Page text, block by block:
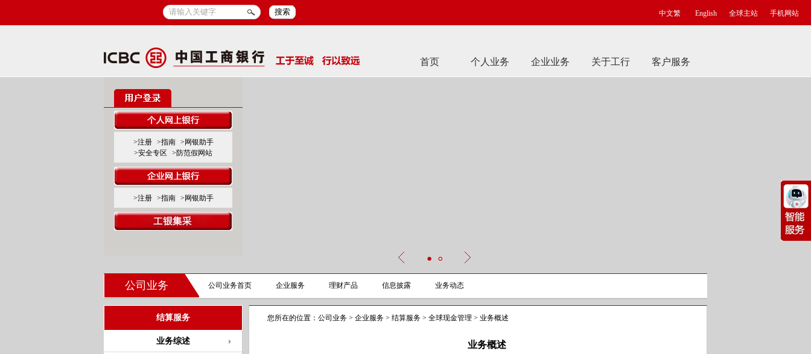
搜索 中文繁 English 全球主站 手机网站
首页 个人业务 企业业务 关于工行 客户服务
>注册 >指南
>网银助手
>安全专区
>防范假网站
>注册 >指南 >网银助手
公司业务 公司业务首页 企业服务 理财产品 信息披露 业务动态
结算服务
业务综述
您所在的位置： 公司业务 > 企业服务 > 结算服务 > 全球现金管理 > 业务概述
业务概述